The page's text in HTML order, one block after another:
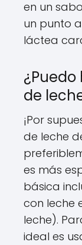
en un
un punto
láctea
de
¡Por
de leche
es más
básica
con leche
leche).
ideal es